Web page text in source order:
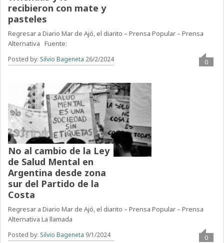
recibieron con mate y
pasteles
Regresar a Diario Mar de Ajó, el diarito – Prensa Popular – Prensa
Alternativa Fuente:
Posted by: Silvio Bageneta 26/2/2024 0
No al cambio de la Ley
de Salud Mental en
Argentina desde zona
sur del Partido de la
Costa
Regresar a Diario Mar de Ajó, el diarito – Prensa Popular – Prensa
Alternativa La llamada
Posted by: Silvio Bageneta 9/1/2024 0